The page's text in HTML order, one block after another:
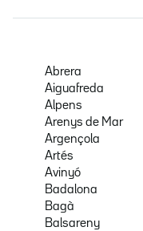
Abrera
Aiguafreda
Alpens
Arenys de Mar
Argençola
Artés
Avinyó
Badalona
Bagà
Balsareny